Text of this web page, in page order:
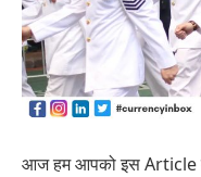
आज हम आपको इस Article